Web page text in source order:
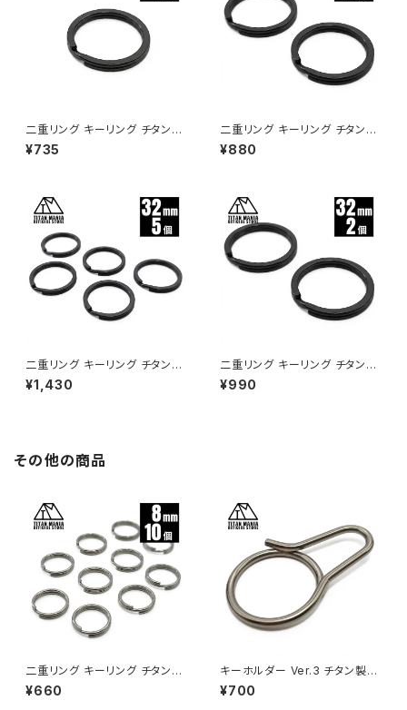
二重リング キーリング チタン製
ブラック 50mm×1個 超軽量 頑
丈 サビに強い 二重丸カン スプ
¥735
二重リング キーリング チタン製
ブラック 35mm×2個 超軽量 頑
丈 サビに強い 二重丸カン スプ
¥880
二重リング キーリング チタン製
ブラック 32mm×5個 超軽量 頑
丈 サビに強い 二重丸カン スプ
¥1,430
二重リング キーリング チタン製
ブラック 32mm×2個 超軽量 頑
丈 サビに強い 二重丸カン スプ
¥990
その他の商品
二重リング キーリング チタン製
8mm×10個 超軽量 頑丈 サビ
に強い 二重丸カン スプリットリ
¥660
キーホルダー Ver.3 チタン製
超軽量 頑丈 キーリング メンズ
おしゃれ 金具 フック キャンプ
¥700